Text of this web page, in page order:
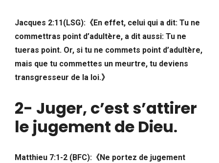
Jacques 2:11(LSG): 《En effet, celui qui a dit: Tu ne
commettras point d’adultère, a dit aussi: Tu ne
tueras point. Or, si tu ne commets point d’adultère,
mais que tu commettes un meurtre, tu deviens
transgresseur de la loi.》
2- Juger, c’est s’attirer
le jugement de Dieu.
Matthieu 7:1-2 (BFC):《Ne portez de jugement